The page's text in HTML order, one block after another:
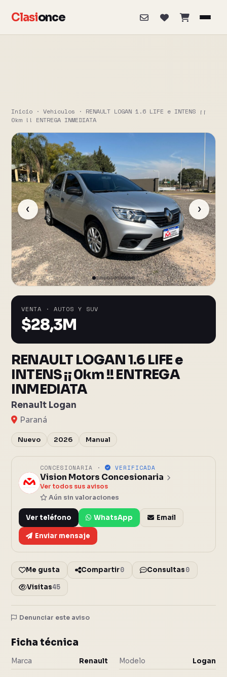
Clasionce
Inicio · Vehículos · RENAULT LOGAN 1.6 LIFE e INTENS ¡¡
0km !! ENTREGA INMEDIATA
‹ ›
VENTA · AUTOS Y SUV
$28,3M
RENAULT LOGAN 1.6 LIFE e
INTENS ¡¡ 0km !! ENTREGA
INMEDIATA
Renault Logan
Paraná
Nuevo 2026 Manual
V
CONCESIONARIA · VERIFICADA
Vision Motors Concesionaria
Ver todos sus avisos
Aún sin valoraciones
Ver teléfono WhatsApp Email
Enviar mensaje
Me gusta Compartir0 Consultas0
Visitas45
Denunciar este aviso
Ficha técnica
Marca Renault Modelo Logan